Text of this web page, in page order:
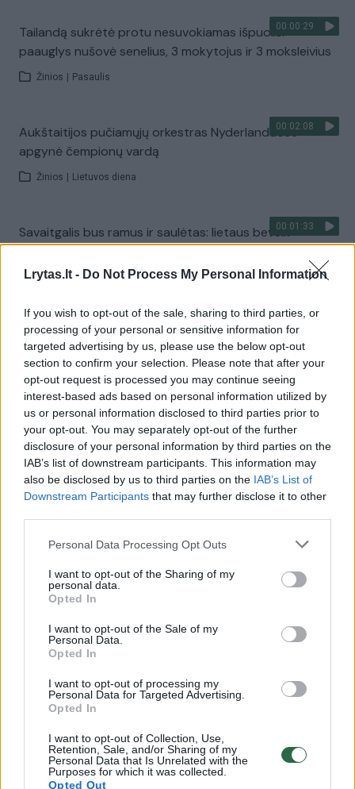
Lrytas.lt - Do Not Process My Personal Information
If you wish to opt-out of the sale, sharing to third parties, or
processing of your personal or sensitive information for
targeted advertising by us, please use the below opt-out
section to confirm your selection. Please note that after your
opt-out request is processed you may continue seeing
interest-based ads based on personal information utilized by
us or personal information disclosed to third parties prior to
your opt-out. You may separately opt-out of the further
disclosure of your personal information by third parties on the
IAB’s list of downstream participants. This information may
also be disclosed by us to third parties on the IAB’s List of
Downstream Participants that may further disclose it to other
Personal Data Processing Opt Outs
I want to opt-out of the Sharing of my
personal data.
Opted In
I want to opt-out of the Sale of my
Personal Data.
Opted In
I want to opt-out of processing my
Personal Data for Targeted Advertising.
Opted In
I want to opt-out of Collection, Use,
Retention, Sale, and/or Sharing of my
Personal Data that Is Unrelated with the
Purposes for which it was collected.
Opted Out
00:00:29
Tailandą sukrėtė protu nesuvokiamas išpuolis:
paauglys nušovė senelius, 3 mokytojus ir 3 moksleivius
Žinios Pasaulis
00:02:08
Aukštaitijos pučiamųjų orkestras Nyderlanduose
apgynė čempionų vardą
Žinios Lietuvos diena
00:01:33
Savaitgalis bus ramus ir saulėtas: lietaus beveik
Žinios | Orai
Visi įrašai
Žiūrimiausi įrašai
00:00:30
Vaizdai iš tragiškos avarijos Vilniaus r.: dviejų moterų ir
vaiko gyvybių išgelbėti nepavyko
32 laipsnių šilumos
Žinios
Nufilmavo, kaip patvino Vilniaus Vakarinis aplinkkelis:
vaizdas pribloškia
Žinios | Lietuvos diena
00:05:25
K. Prunskienės brolis prisiminė jaudinančią akimirką
prieš mirtį: „Tai buvo simbolinis mūsų pagerbimo